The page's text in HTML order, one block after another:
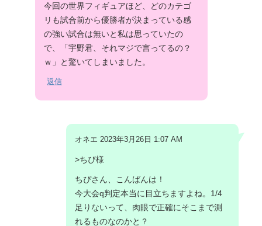
今回の世界フィギュアほど、どのカテゴ
リも試合前から優勝者が決まっている感
の強い試合は無いと私は思っていたの
で、「宇野君、それマジで言ってるの？
ｗ」と驚いてしまいました。
返信
オネエ 2023年3月26日 1:07 AM
>ちぴ様
ちぴさん、こんばんは！
今大会q判定本当に目立ちますよね。1/4
足りないって、肉眼で正確にそこまで測
れるものなのかと？